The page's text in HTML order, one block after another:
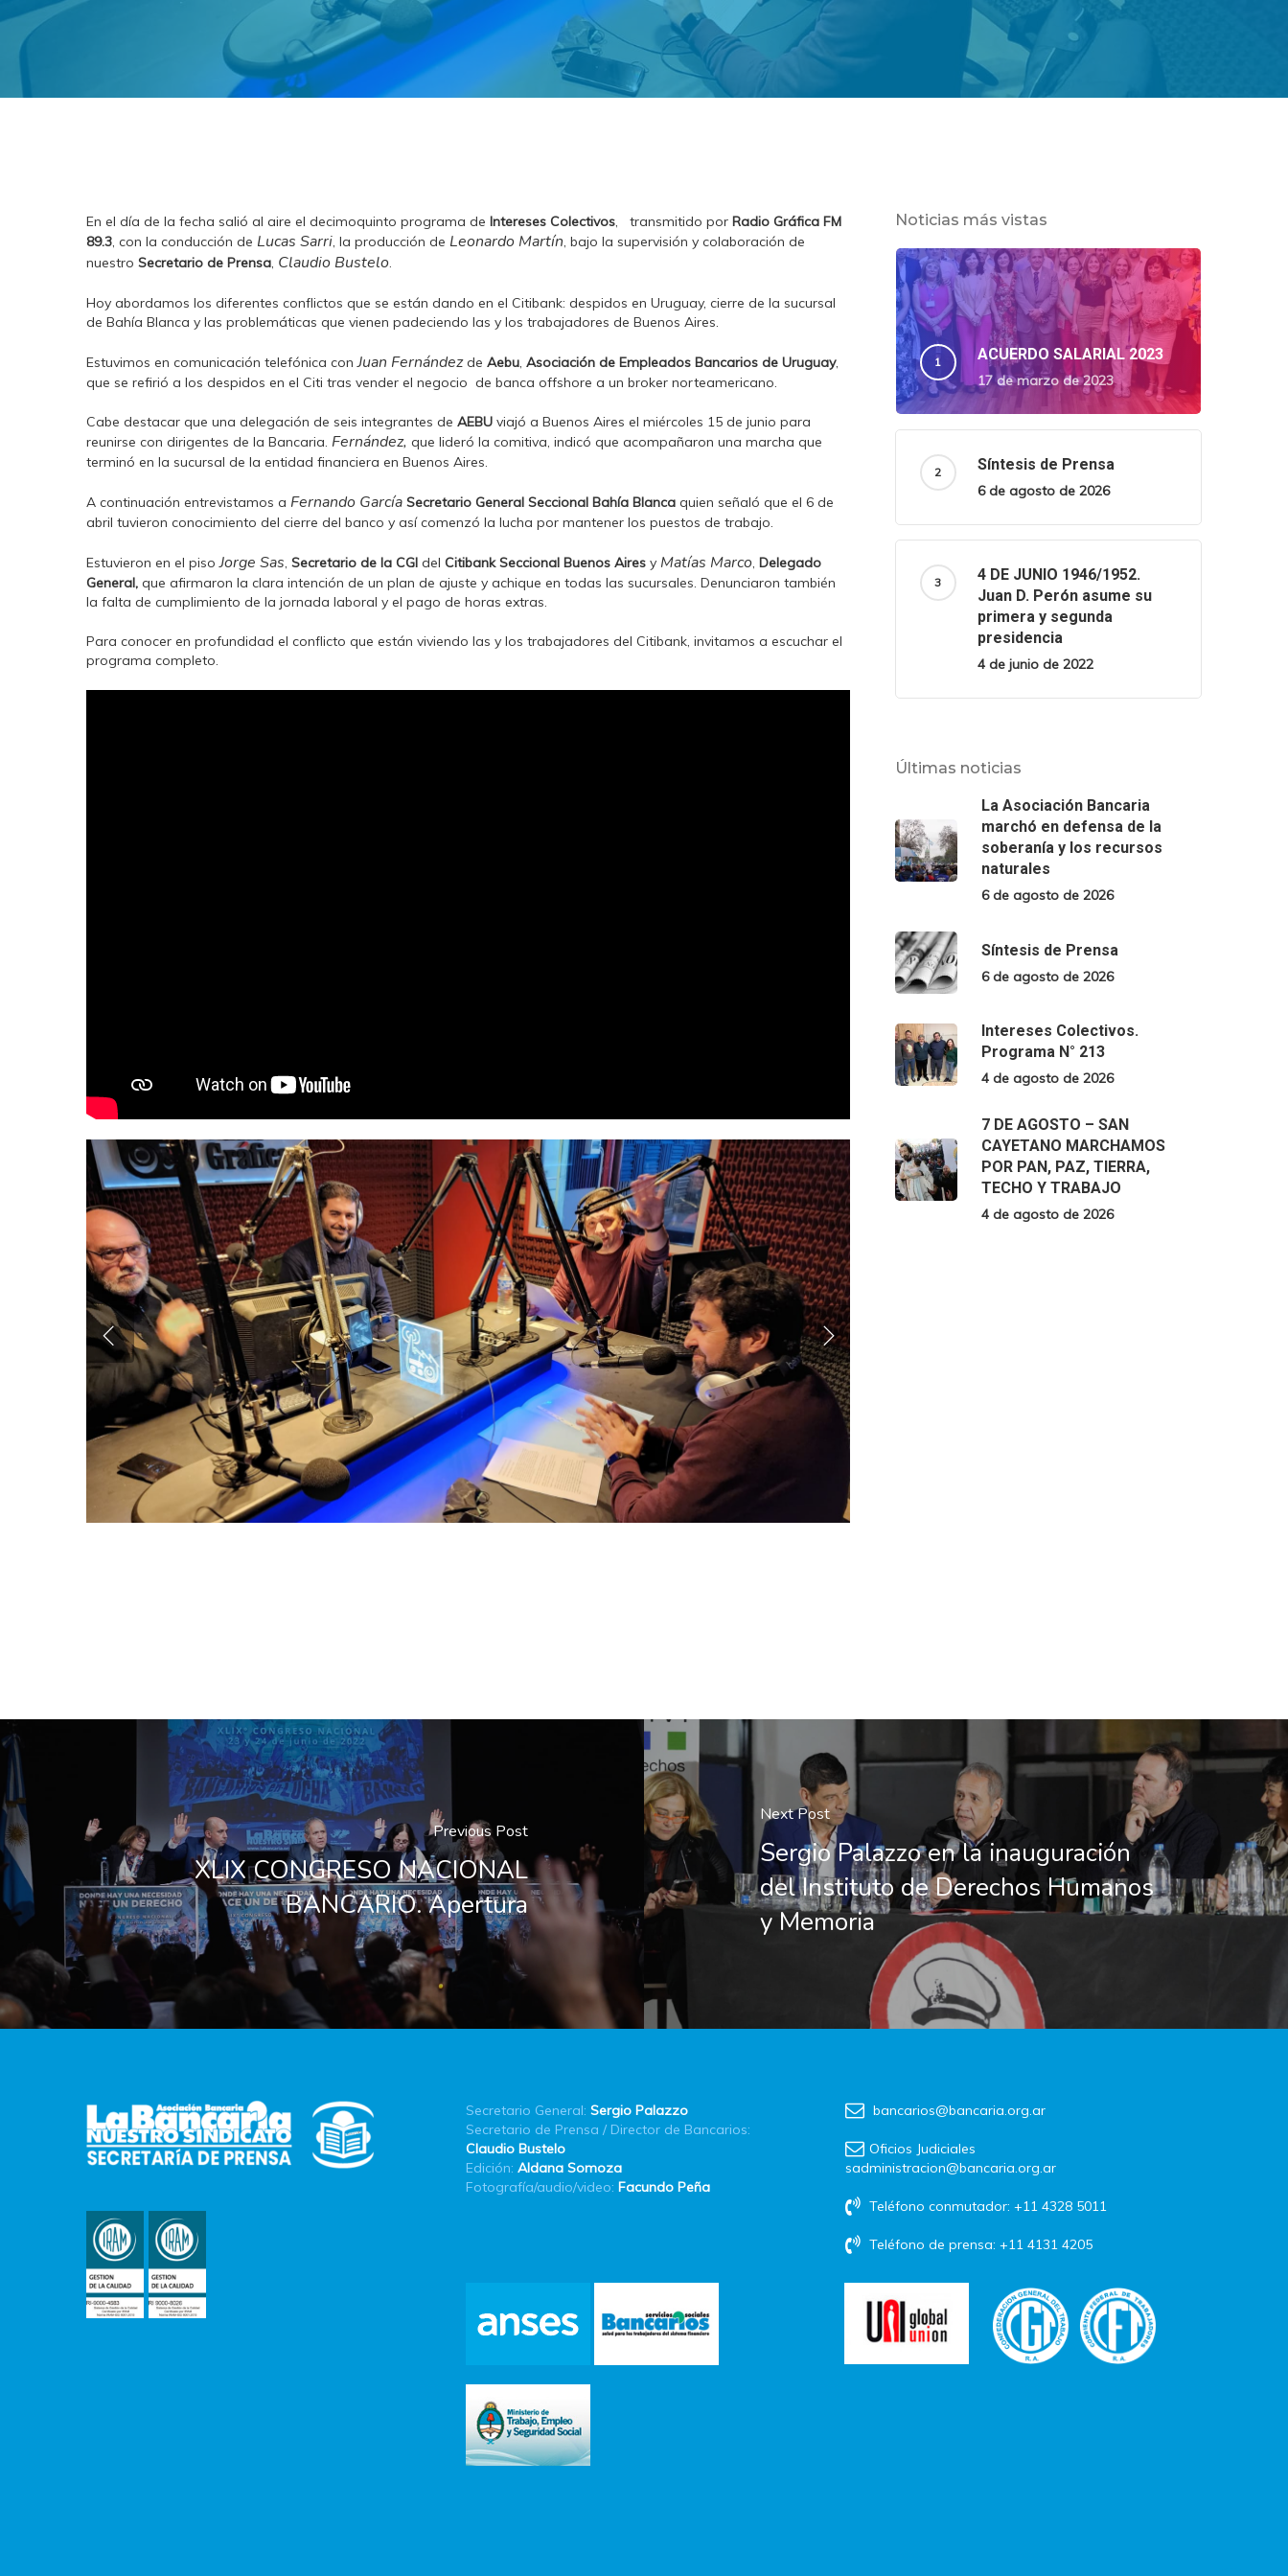
En el día de la fecha salió al aire el decimoquinto programa deIntereses Colectivos, transmitido porRadio Gráfica FM
89.3, con la conducción de Lucas Sarri, la producción de Leonardo Martín, bajo la supervisión y colaboración de
nuestroSecretario de Prensa, Claudio Bustelo.
Hoy abordamos los diferentes conflictos que se están dando en el Citibank: despidos en Uruguay, cierre de la sucursal
de Bahía Blanca y las problemáticas que vienen padeciendo las y los trabajadores de Buenos Aires.
Estuvimos en comunicación telefónica conJuan FernándezdeAebu,Asociación de Empleados Bancarios de Uruguay,
que se refirió a los despidos en el Citi tras vender el negocio de banca offshore a un broker norteamericano.
Cabe destacar que una delegación de seis integrantes deAEBU viajó a Buenos Aires el miércoles 15 de junio para
reunirse con dirigentes de la Bancaria. Fernández, que lideró la comitiva, indicó que acompañaron una marcha que
terminó en la sucursal de la entidad financiera en Buenos Aires.
A continuación entrevistamos a Fernando García Secretario General Seccional Bahía Blanca quien señaló que el 6 de
abril tuvieron conocimiento del cierre del banco y así comenzó la lucha por mantener los puestos de trabajo.
Estuvieron en el pisoJorge Sas,Secretario de la CGI delCitibank Seccional Buenos Aires y Matías Marco,Delegado
General,que afirmaron la clara intención de un plan de ajuste y achique en todas las sucursales. Denunciaron también
la falta de cumplimiento de la jornada laboral y el pago de horas extras.
Para conocer en profundidad el conflicto que están viviendo las y los trabajadores del Citibank, invitamos a escuchar el
programa completo.
Noticias más vistas
ACUERDO SALARIAL 2023
17 de marzo de 2023
Síntesis de Prensa
6 de agosto de 2026
4 DE JUNIO 1946/1952.
Juan D. Perón asume su
primera y segunda
presidencia
4 de junio de 2022
Últimas noticias
La Asociación Bancaria
marchó en defensa de la
soberanía y los recursos
naturales
6 de agosto de 2026
Síntesis de Prensa
6 de agosto de 2026
Intereses Colectivos.
Programa N° 213
4 de agosto de 2026
7 DE AGOSTO – SAN
CAYETANO MARCHAMOS
POR PAN, PAZ, TIERRA,
TECHO Y TRABAJO
4 de agosto de 2026
Previous Post
XLIX CONGRESO NACIONAL
BANCARIO. Apertura
Next Post
Sergio Palazzo en la inauguración
del Instituto de Derechos Humanos
y Memoria
Secretario General: Sergio Palazzo
Secretario de Prensa / Director de Bancarios:
Claudio Bustelo
Edición: Aldana Somoza
Fotografía/audio/video: Facundo Peña
bancarios@bancaria.org.ar
Oficios Judiciales
sadministracion@bancaria.org.ar
Teléfono conmutador: +11 4328 5011
Teléfono de prensa: +11 4131 4205